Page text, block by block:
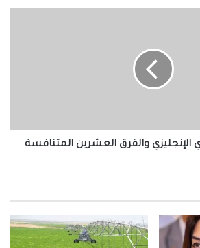
الإنجليزي والفرق العشرين المتنافسة